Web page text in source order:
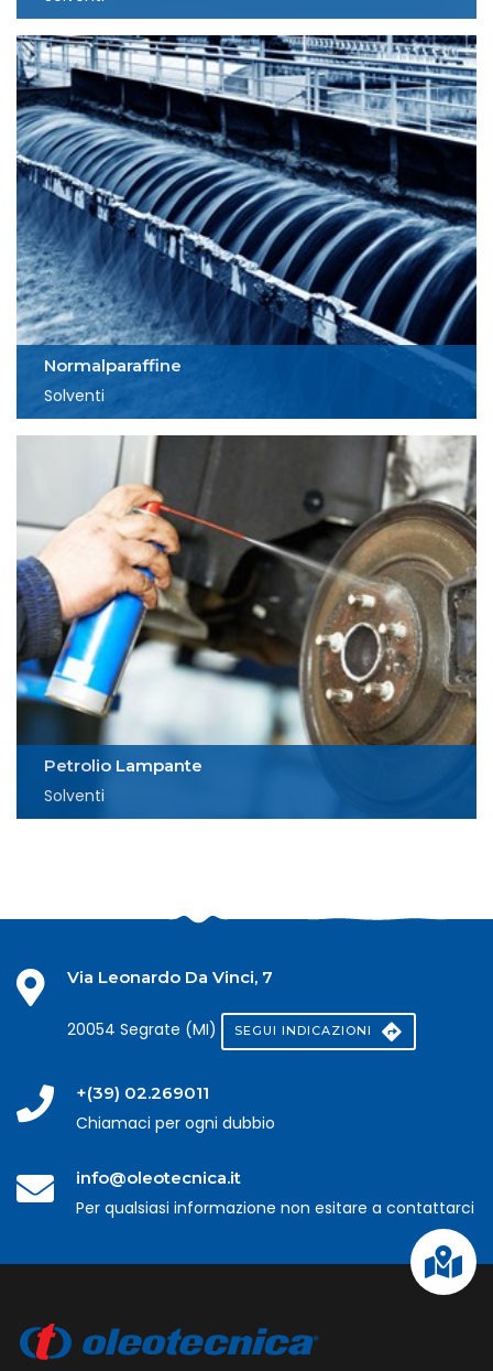
Normalparaffine
Solventi
Petrolio Lampante
Solventi
Via Leonardo Da Vinci, 7
20054 Segrate (MI) SEGUI INDICAZIONI
+(39) 02.269011
Chiamaci per ogni dubbio
info@oleotecnica.it
Per qualsiasi informazione non esitare a contattarci